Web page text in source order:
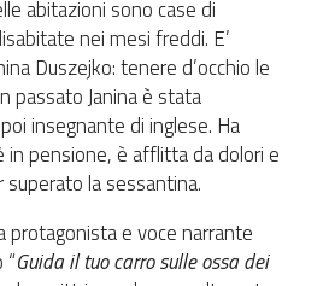
abitazioni sono case di
nei mesi freddi. E’
Duszejko: tenere d’occhio le
passato Janina è stata
insegnante di inglese. Ha
in pensione, è afflitta da dolori e
la sessantina.
protagonista e voce narrante
“Guida il tuo carro sulle ossa dei